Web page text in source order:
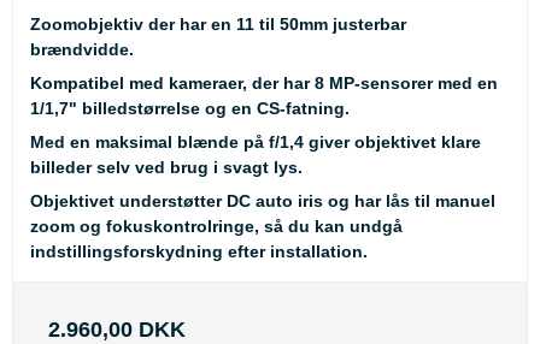
Zoomobjektiv der har en 11 til 50mm justerbar
brændvidde.
Kompatibel med kameraer, der har 8 MP-sensorer med en
1/1,7" billedstørrelse og en CS-fatning.
Med en maksimal blænde på f/1,4 giver objektivet klare
billeder selv ved brug i svagt lys.
Objektivet understøtter DC auto iris og har lås til manuel
zoom og fokuskontrolringe, så du kan undgå
indstillingsforskydning efter installation.
2.960,00 DKK